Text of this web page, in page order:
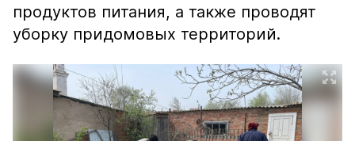
продуктов питания, а также проводят
уборку придомовых территорий.